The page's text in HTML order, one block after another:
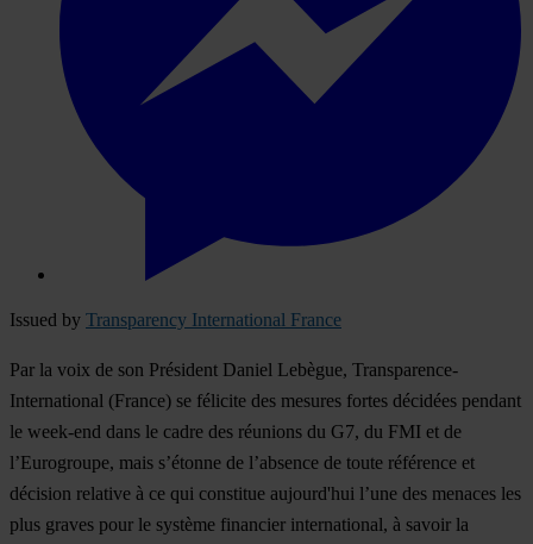
Issued by Transparency International France
Par la voix de son Président Daniel Lebègue, Transparence-
International (France) se félicite des mesures fortes décidées pendant
le week-end dans le cadre des réunions du G7, du FMI et de
l’Eurogroupe, mais s’étonne de l’absence de toute référence et
décision relative à ce qui constitue aujourd'hui l’une des menaces les
plus graves pour le système financier international, à savoir la